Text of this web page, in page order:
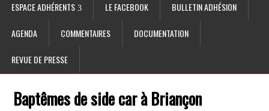
ESPACE ADHÉRENTS LE FACEBOOK BULLETIN ADHÉSION
AGENDA COMMENTAIRES DOCUMENTATION
REVUE DE PRESSE
Baptêmes de side car à Briançon